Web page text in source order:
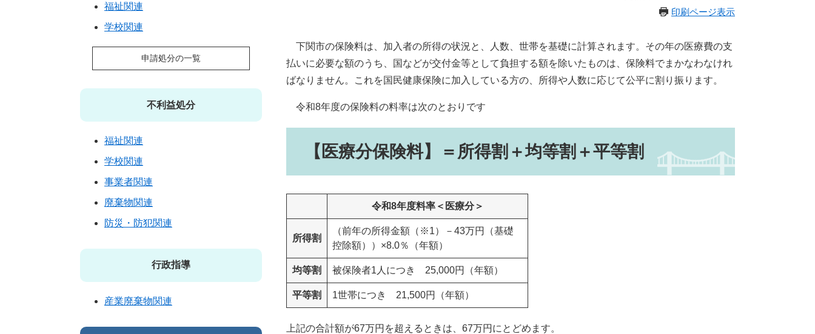
印刷ページ表示
下関市の保険料は、加入者の所得の状況と、人数、世帯を基礎に計算されます。その年の医療費の支
払いに必要な額のうち、国などが交付金等として負担する額を除いたものは、保険料でまかなわなけれ
ばなりません。これを国民健康保険に加入している方の、所得や人数に応じて公平に割り振ります。
令和8年度の保険料の料率は次のとおりです
【医療分保険料】＝所得割＋均等割＋平等割
令和8年度料率＜医療分＞
所得割
（前年の所得金額（※1）－43万円（基礎
控除額））×8.0％（年額）
均等割 被保険者1人につき 25,000円（年額）
平等割 1世帯につき 21,500円（年額）
上記の合計額が67万円を超えるときは、67万円にとどめます。
福祉関連
学校関連
申請処分の一覧
不利益処分
福祉関連
学校関連
事業者関連
廃棄物関連
防災・防犯関連
行政指導
産業廃棄物関連